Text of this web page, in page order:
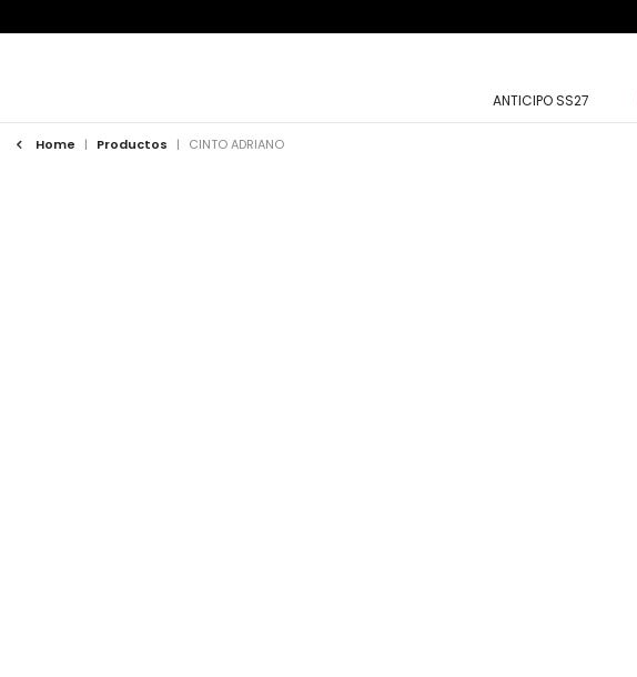
ANTICIPO SS27
Home | Productos | CINTO ADRIANO